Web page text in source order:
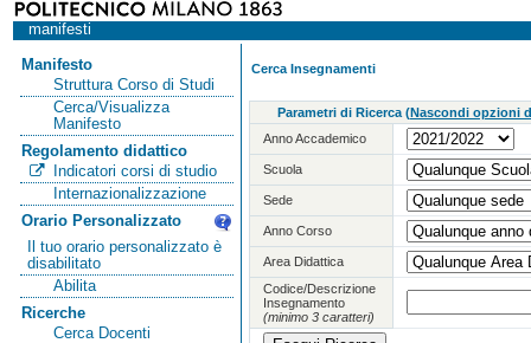
manifesti
Manifesto
Struttura Corso di Studi
Cerca/Visualizza
Manifesto
Regolamento didattico
Indicatori corsi di studio
Internazionalizzazione
Orario Personalizzato
Il tuo orario personalizzato è
disabilitato
Abilita
Ricerche
Cerca Docenti
Cerca Insegnamenti
Parametri di Ricerca (Nascondi opzioni
Anno Accademico
Scuola
Sede
Anno Corso
Area Didattica
Codice/Descrizione
Insegnamento
(minimo 3 caratteri)